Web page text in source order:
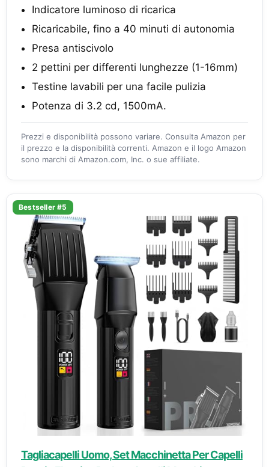
Indicatore luminoso di ricarica
Ricaricabile, fino a 40 minuti di autonomia
Presa antiscivolo
2 pettini per differenti lunghezze (1-16mm)
Testine lavabili per una facile pulizia
Potenza di 3.2 cd, 1500mA.
Prezzi e disponibilità possono variare. Consulta Amazon per
il prezzo e la disponibilità correnti. Amazon e il logo Amazon
sono marchi di Amazon.com, Inc. o sue affiliate.
Bestseller #5
Tagliacapelli Uomo, Set Macchinetta Per Capelli